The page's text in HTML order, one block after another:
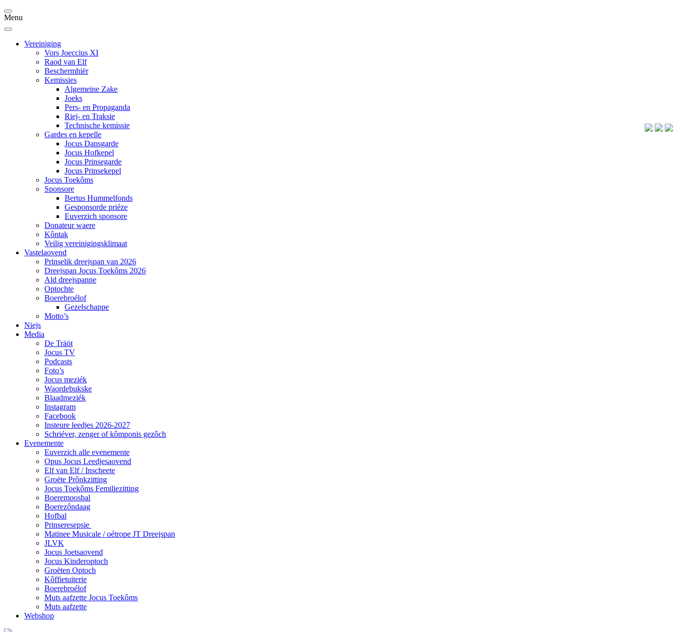
Menu
Vereiniging
Vors Joeccius XI
Raod van Elf
Beschermhiër
Kemissies
Algemeine Zake
Joeks
Pers- en Propaganda
Riej- en Traksie
Technische kemissie
Gardes en kepelle
Jocus Dansgarde
Jocus Hofkepel
Jocus Prinsegarde
Jocus Prinsekepel
Jocus Toekôms
Sponsore
Bertus Hummelfonds
Gesponsorde priéze
Euverzich sponsore
Donateur waere
Kôntak
Veilig vereinigingsklimaat
Vastelaovend
Prinselik dreejspan van 2026
Dreejspan Jocus Toekôms 2026
Ald dreejspanne
Optochte
Boerebroélof
Gezelschappe
Motto’s
Niejs
Media
De Träöt
Jocus TV
Podcasts
Foto’s
Jocus meziék
Waordebukske
Blaadmeziék
Instagram
Facebook
Insteure leedjes 2026-2027
Schriéver, zenger of kômponis gezôch
Evenemente
Euverzich alle evenemente
Opus Jocus Leedjesaovend
Elf van Elf / Inscheete
Groëte Prônkzitting
Jocus Toekôms Femiliezitting
Boeremoosbal
Boerezôndaag
Hofbal
Prinseresepsie
Matinee Musicale / oétrope JT Dreejspan
JLVK
Jocus Joetsaovend
Jocus Kinderoptoch
Groëten Optoch
Kôffietuiterie
Boerebroélof
Muts aafzette Jocus Toekôms
Muts aafzette
Webshop